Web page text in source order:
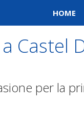
HOME
Castel
per la